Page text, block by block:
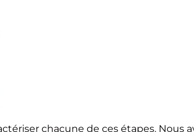
chacune de ces étapes. Nous